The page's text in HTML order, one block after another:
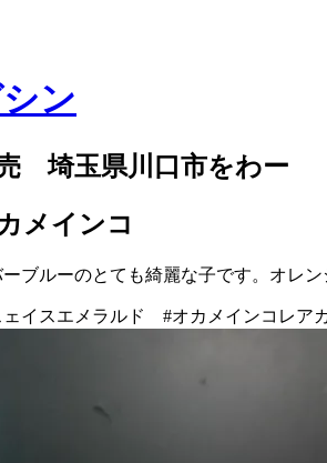
ン
埼玉県川口市をわー
メインコ
ブルーのとても綺麗な子です。オレ
イスエメラルド #オカメインコレア